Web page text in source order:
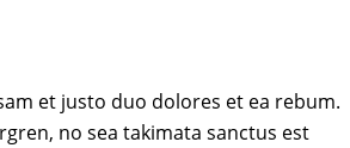
et justo duo dolores et ea rebum.
no sea takimata sanctus est